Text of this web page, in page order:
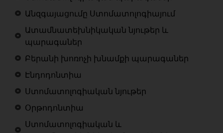
Անզգայացումը Ստոմատոլոգիայում
Ատամնատեխնիկական նյութեր և
պարագաներ
Բերանի խոռոչի խնամքի պարագաներ
Էնդոդոնտիա
Ստոմատոլոգիական նյութեր
Օրթոդոնտիա
Ստոմատոլոգիական և